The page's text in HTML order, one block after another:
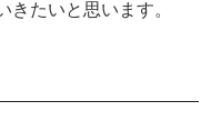
きたいと思います。